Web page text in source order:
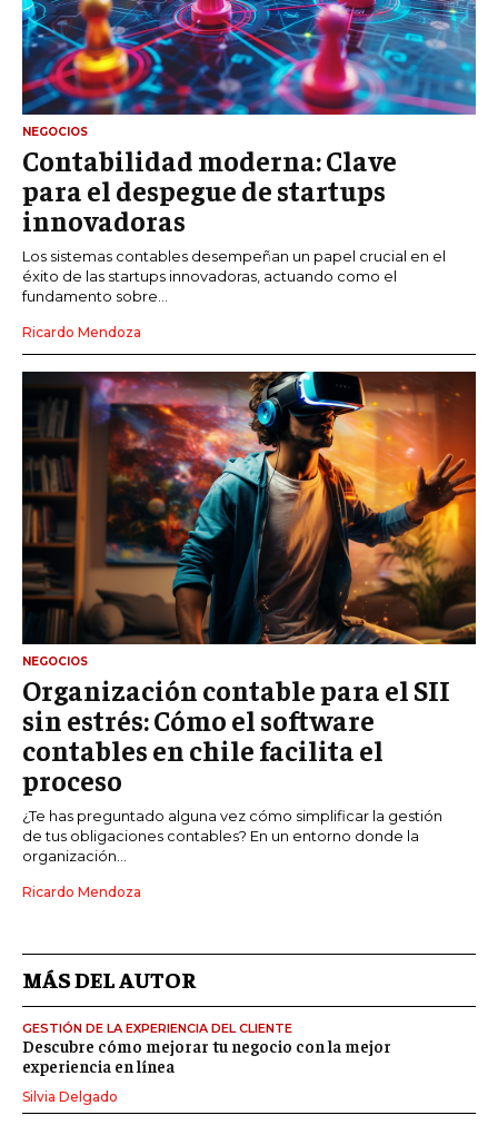
NEGOCIOS
Contabilidad moderna: Clave
para el despegue de startups
innovadoras
Los sistemas contables desempeñan un papel crucial en el
éxito de las startups innovadoras, actuando como el
fundamento sobre...
Ricardo Mendoza
NEGOCIOS
Organización contable para el SII
sin estrés: Cómo el software
contables en chile facilita el
proceso
¿Te has preguntado alguna vez cómo simplificar la gestión
de tus obligaciones contables? En un entorno donde la
organización...
Ricardo Mendoza
MÁS DEL AUTOR
GESTIÓN DE LA EXPERIENCIA DEL CLIENTE
Descubre cómo mejorar tu negocio con la mejor
experiencia en línea
Silvia Delgado